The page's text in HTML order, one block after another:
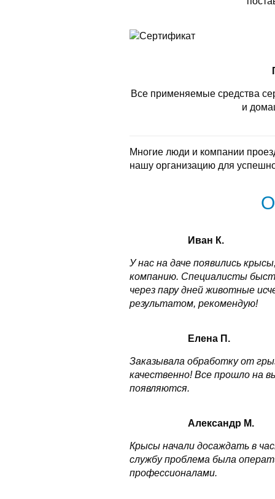
Все применяемые средства
и
Многие люди и компании
нашу организацию для
Иван К.
У нас на даче появились
компанию. Специалисты
через пару дней животные
результатом, рекомендую!
Елена П.
Заказывала обработку от
качественно! Все прошло на
появляются.
Александр М.
Крысы начали досаждать в
службу проблема была
профессионалами.